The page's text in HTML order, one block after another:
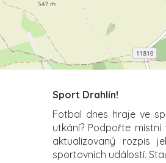
Sport Drahlín!
Fotbal dnes hraje ve
utkání? Podpořte
aktualizovaný rozpis
sportovních událostí.